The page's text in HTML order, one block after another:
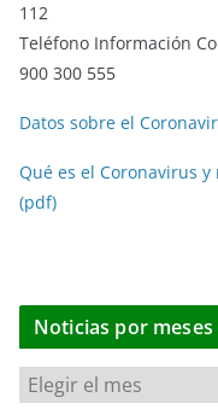
112
Teléfono Información
900 300 555
Datos sobre el
Qué es el Coronavirus
(pdf)
Noticias por meses
N